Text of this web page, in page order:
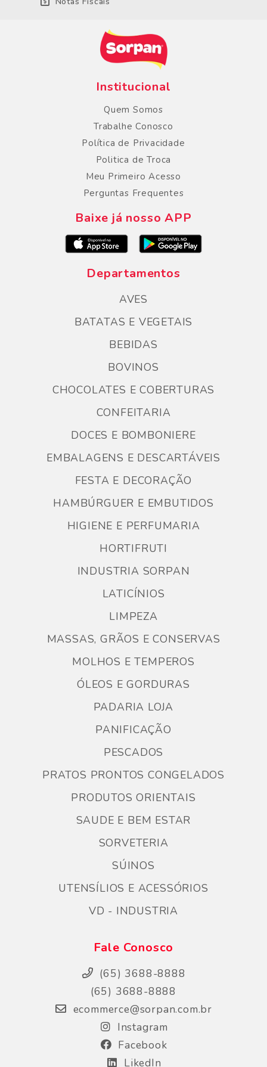
Institucional
Quem Somos
Trabalhe Conosco
Política de Privacidade
Politica de Troca
Meu Primeiro Acesso
Perguntas Frequentes
Baixe já nosso APP
Departamentos
AVES
BATATAS E VEGETAIS
BEBIDAS
BOVINOS
CHOCOLATES E COBERTURAS
CONFEITARIA
DOCES E BOMBONIERE
EMBALAGENS E DESCARTÁVEIS
FESTA E DECORAÇÃO
HAMBÚRGUER E EMBUTIDOS
HIGIENE E PERFUMARIA
HORTIFRUTI
INDUSTRIA SORPAN
LATICÍNIOS
LIMPEZA
MASSAS, GRÃOS E CONSERVAS
MOLHOS E TEMPEROS
ÓLEOS E GORDURAS
PADARIA LOJA
PANIFICAÇÃO
PESCADOS
PRATOS PRONTOS CONGELADOS
PRODUTOS ORIENTAIS
SAUDE E BEM ESTAR
SORVETERIA
SÚINOS
UTENSÍLIOS E ACESSÓRIOS
VD - INDUSTRIA
Fale Conosco
(65) 3688-8888
(65) 3688-8888
ecommerce@sorpan.com.br
Instagram
Facebook
LikedIn